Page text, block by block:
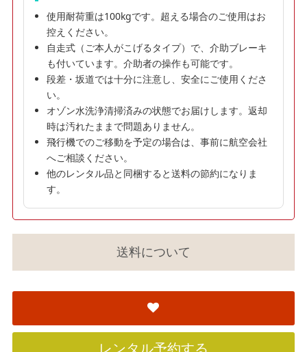
使用耐荷重は100kgです。超える場合のご使用はお
控えください。
自走式（ご本人がこげるタイプ）で、介助ブレーキ
も付いています。介助者の操作も可能です。
段差・坂道では十分に注意し、安全にご使用くださ
い。
オゾン水洗浄清掃済みの状態でお届けします。返却
時は汚れたままで問題ありません。
飛行機でのご移動を予定の場合は、事前に航空会社
へご相談ください。
他のレンタル品と同梱すると送料の節約になりま
す。
送料について
レンタル予約する